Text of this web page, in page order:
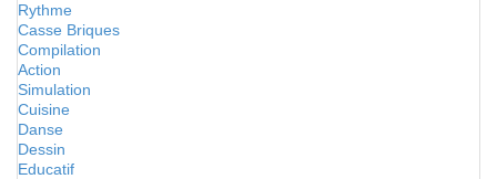
Rythme
Casse Briques
Compilation
Action
Simulation
Cuisine
Danse
Dessin
Educatif